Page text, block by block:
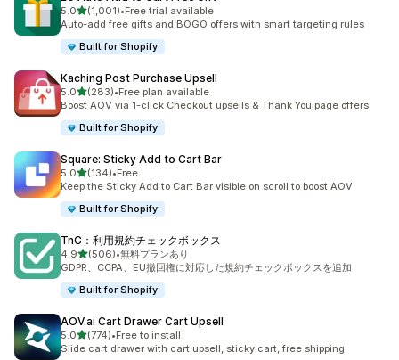
5.05つ星中
(1,001)
合計レビュー数：1001件
•Free trial available
Auto-add free gifts and BOGO offers with smart targeting rules
Built for Shopify
Kaching Post Purchase Upsell
5.05つ星中
(283)
合計レビュー数：283件
•Free plan available
Boost AOV via 1-click Checkout upsells & Thank You page offers
Built for Shopify
Square: Sticky Add to Cart Bar
5.05つ星中
(134)
合計レビュー数：134件
•Free
Keep the Sticky Add to Cart Bar visible on scroll to boost AOV
Built for Shopify
TnC：利用規約チェックボックス
4.95つ星中
(506)
合計レビュー数：506件
•無料プランあり
GDPR、CCPA、EU撤回権に対応した規約チェックボックスを追加
Built for Shopify
AOV.ai Cart Drawer Cart Upsell
5.05つ星中
(774)
合計レビュー数：774件
•Free to install
Slide cart drawer with cart upsell, sticky cart, free shipping